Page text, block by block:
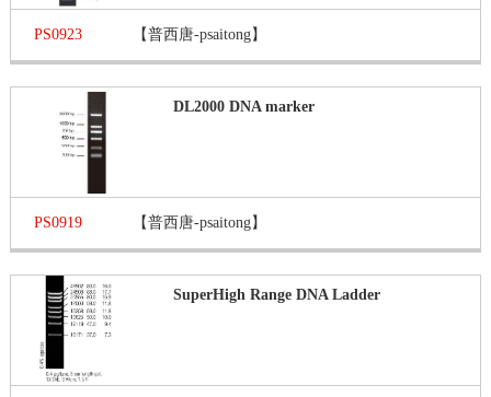
PS0923 【普西唐-psaitong】
DL2000 DNA marker
PS0919 【普西唐-psaitong】
SuperHigh Range DNA Ladder